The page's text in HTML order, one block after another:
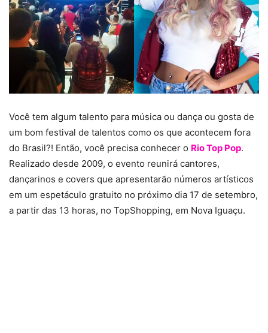
Você tem algum talento para música ou dança ou gosta de
um bom festival de talentos como os que acontecem fora
do Brasil?! Então, você precisa conhecer o Rio Top Pop.
Realizado desde 2009, o evento reunirá cantores,
dançarinos e covers que apresentarão números artísticos
em um espetáculo gratuito no próximo dia 17 de setembro,
a partir das 13 horas, no TopShopping, em Nova Iguaçu.